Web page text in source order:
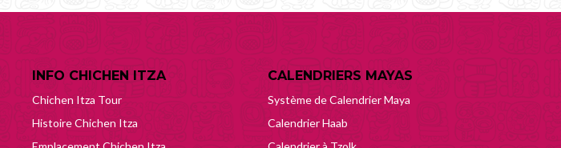
INFO CHICHEN ITZA
Chichen Itza Tour
Histoire Chichen Itza
CALENDRIERS MAYAS
Système de Calendrier Maya
Calendrier Haab